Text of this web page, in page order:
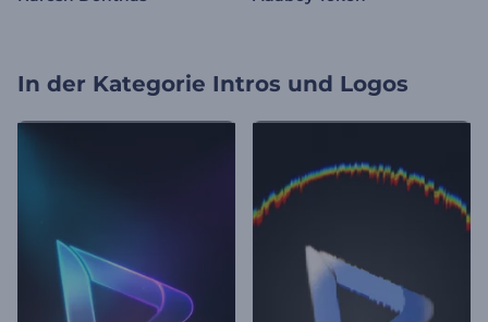
In der Kategorie Intros und Logos